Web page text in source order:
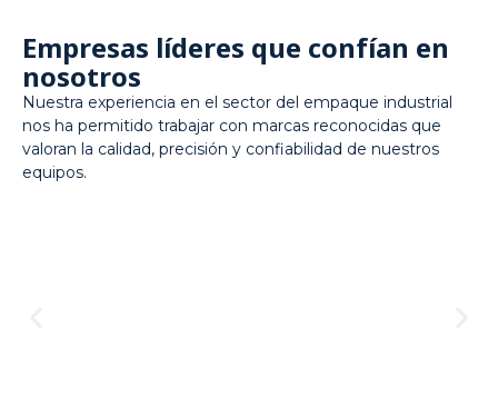
Empresas líderes que confían en
nosotros
Nuestra experiencia en el sector del empaque industrial
nos ha permitido trabajar con marcas reconocidas que
valoran la calidad, precisión y confiabilidad de nuestros
equipos.